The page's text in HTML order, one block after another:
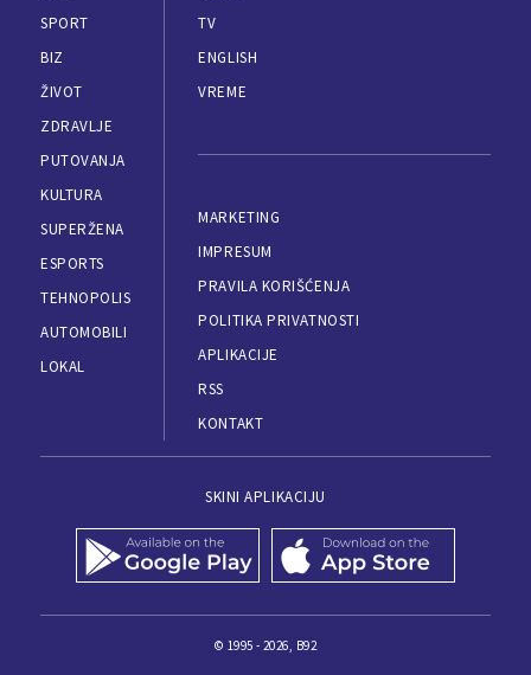
SPORT
BIZ
ŽIVOT
ZDRAVLJE
PUTOVANJA
KULTURA
SUPERŽENA
ESPORTS
TEHNOPOLIS
AUTOMOBILI
LOKAL
TV
ENGLISH
VREME
MARKETING
IMPRESUM
PRAVILA KORIŠĆENJA
POLITIKA PRIVATNOSTI
APLIKACIJE
RSS
KONTAKT
SKINI APLIKACIJU
© 1995 - 2026, B92